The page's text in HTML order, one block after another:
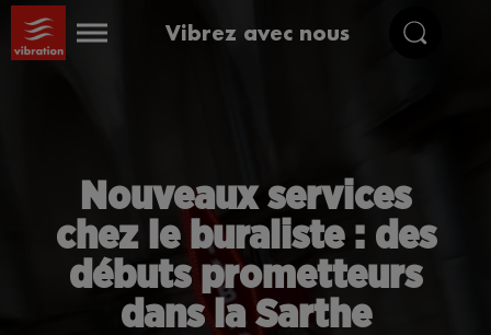
Vibrez avec nous
Nouveaux services
chez le buraliste : des
débuts prometteurs
dans la Sarthe